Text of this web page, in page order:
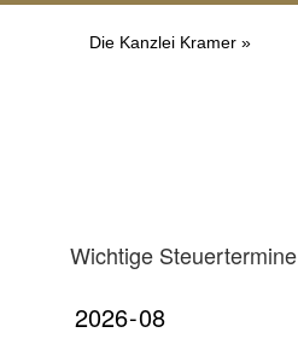
Die Kanzlei Kramer »
Wichtige Steuertermine